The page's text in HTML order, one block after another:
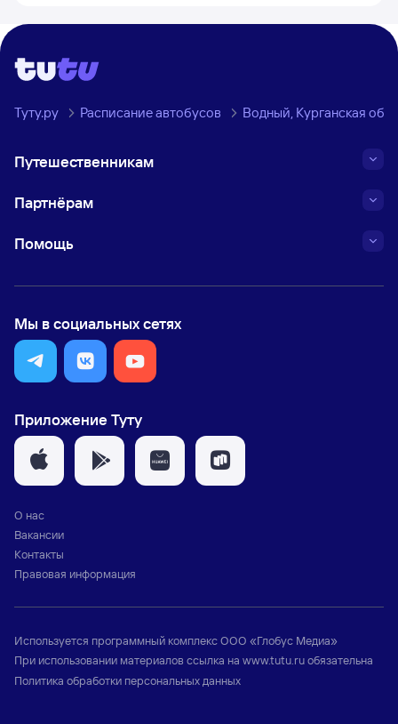
Туту.ру Расписание автобусов Водный, Курганская
Путешественникам
Партнёрам
Помощь
Мы в социальных сетях
Приложение Туту
О нас
Вакансии
Контакты
Правовая информация
Используется программный комплексООО «Глобус Медиа»
При использовании материалов ссылка на www.tutu.ruобязательна
Политика обработки персональных данных